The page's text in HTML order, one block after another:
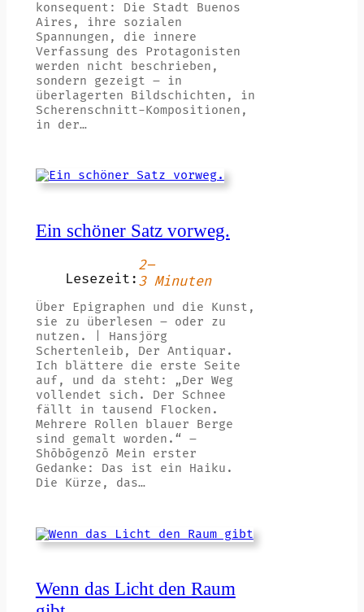
konsequent: Die Stadt Buenos
Aires, ihre sozialen
Spannungen, die innere
Verfassung des Protagonisten
werden nicht beschrieben,
sondern gezeigt – in
überlagerten Bildschichten, in
Scherenschnitt-Kompositionen,
in der…
Ein schöner Satz vorweg.
Lesezeit:
2–
3 Minuten
Über Epigraphen und die Kunst,
sie zu überlesen – oder zu
nutzen. | Hansjörg
Schertenleib, Der Antiquar.
Ich blättere die erste Seite
auf, und da steht: „Der Weg
vollendet sich. Der Schnee
fällt in tausend Flocken.
Mehrere Rollen blauer Berge
sind gemalt worden.“ –
Shōbōgenzō Mein erster
Gedanke: Das ist ein Haiku.
Die Kürze, das…
Wenn das Licht den Raum